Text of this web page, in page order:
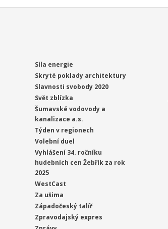
Síla energie
Skryté poklady architektury
Slavnosti svobody 2020
Svět zblízka
Šumavské vodovody a
kanalizace a.s.
Týden v regionech
Volební duel
Vyhlášení 34. ročníku
hudebních cen Žebřík za rok
2025
WestCast
Za ušima
Západočeský talíř
Zpravodajský expres